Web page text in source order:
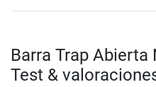
Barra Trap Abierta
Test &